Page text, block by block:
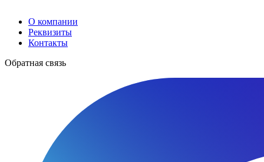
О компании
Реквизиты
Контакты
Обратная связь